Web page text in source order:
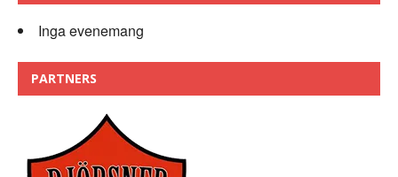
Inga evenemang
PARTNERS